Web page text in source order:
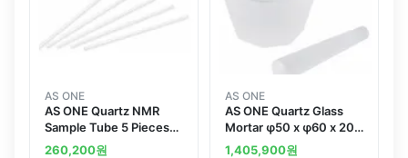
AS ONE
AS ONE Quartz NMR
Sample Tube 5 Pieces
AS1NMR002
260,200원
AS ONE
AS ONE Quartz Glass
Mortar φ50 x φ60 x 20
with Pestleand others
1,405,900원